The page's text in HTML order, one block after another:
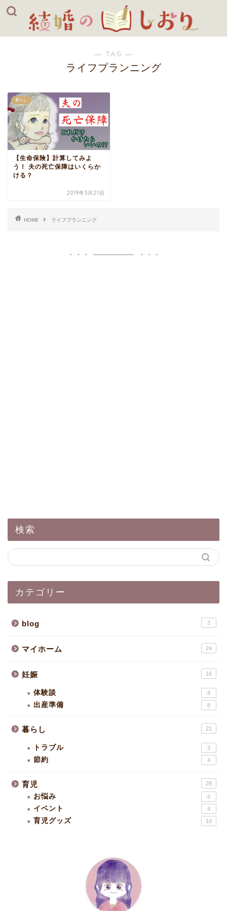
― TAG ―
ライフプランニング
暮らし
【生命保険】計算してみよ
う！ 夫の死亡保障はいくらか
ける？
2019年3月21日
HOME ライフプランニング
検索
カテゴリー
blog 3
マイホーム 24
妊娠 16
体験談 8
出産準備 8
暮らし 21
トラブル 3
節約 4
育児 28
お悩み 6
イベント 4
育児グッズ 10